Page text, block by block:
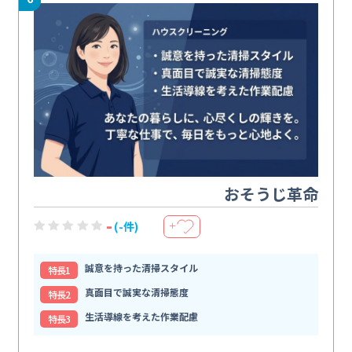
おそうじ革命
- (-件) ＋
特⻑1
誠意を持った清掃スタイル
特⻑2
真面目で誠実な清掃態度
特⻑3
生活導線を考えた作業配慮